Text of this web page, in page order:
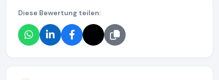
Diese Bewertung teilen: